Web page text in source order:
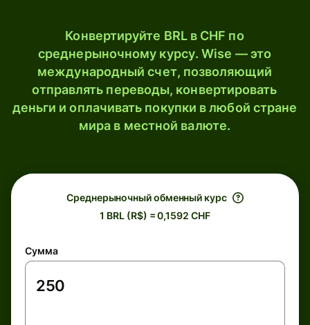
Конвертируйте BRL в CHF по
среднерыночному курсу. Wise — это
международный счет, позволяющий
отправлять переводы, конвертировать
деньги и оплачивать покупки в любой стране
мира в местной валюте.
Среднерыночный обменный курс
1 BRL (R$) = 0,1592 CHF
Сумма